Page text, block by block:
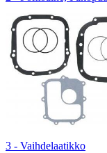
3 - Vaihdelaatikko